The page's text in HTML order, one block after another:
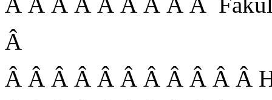
Â
Â Â Â Â Â Â Â Â Â Â Â